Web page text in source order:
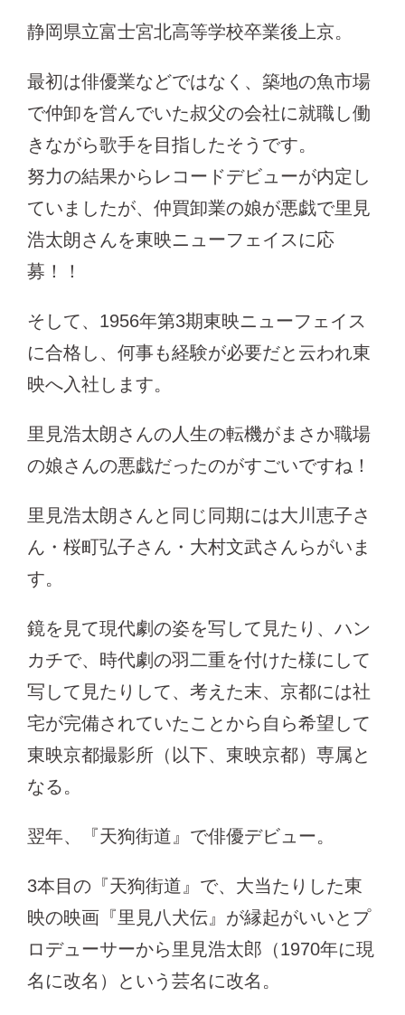
静岡県立富士宮北高等学校卒業後上京。
最初は俳優業などではなく、築地の魚市場
で仲卸を営んでいた叔父の会社に就職し働
きながら歌手を目指したそうです。
努力の結果からレコードデビューが内定し
ていましたが、仲買卸業の娘が悪戯で里見
浩太朗さんを東映ニューフェイスに応
募！！
そして、1956年第3期東映ニューフェイス
に合格し、何事も経験が必要だと云われ東
映へ入社します。
里見浩太朗さんの人生の転機がまさか職場
の娘さんの悪戯だったのがすごいですね！
里見浩太朗さんと同じ同期には大川恵子さ
ん・桜町弘子さん・大村文武さんらがいま
す。
鏡を見て現代劇の姿を写して見たり、ハン
カチで、時代劇の羽二重を付けた様にして
写して見たりして、考えた末、京都には社
宅が完備されていたことから自ら希望して
東映京都撮影所（以下、東映京都）専属と
なる。
翌年、『天狗街道』で俳優デビュー。
3本目の『天狗街道』で、大当たりした東
映の映画『里見八犬伝』が縁起がいいとプ
ロデューサーから里見浩太郎（1970年に現
名に改名）という芸名に改名。